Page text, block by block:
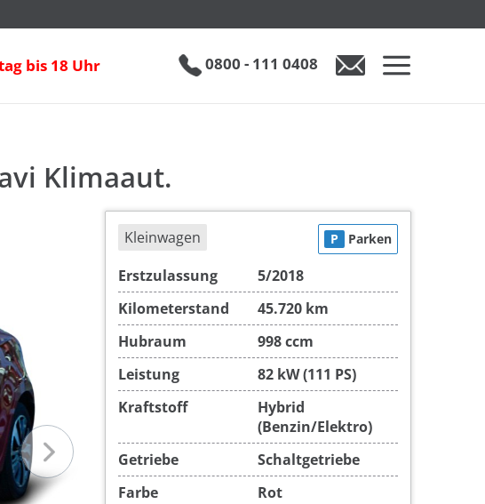
bis 18 Uhr 0800 - 111 0408
Klimaaut.
Kleinwagen P Parken
Erstzulassung
5/2018
Kilometerstand
45.720 km
Hubraum
998 ccm
Leistung
82 kW (111 PS)
Kraftstoff
Hybrid
(Benzin/Elektro)
Getriebe
Schaltgetriebe
Farbe
Rot